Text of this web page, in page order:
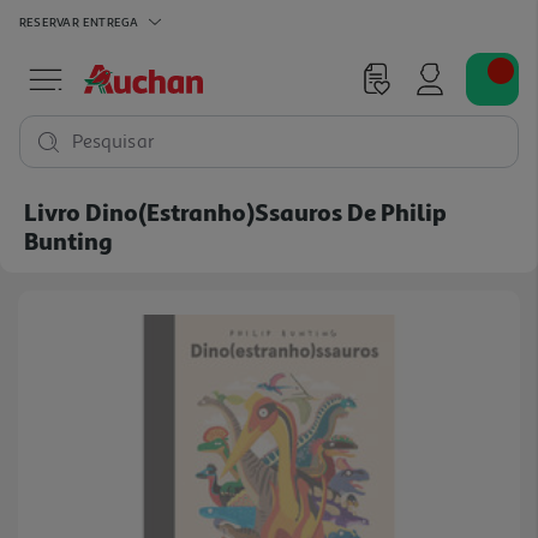
RESERVAR ENTREGA
Pesquisar
Livro Dino(estranho)ssauros De Philip
Bunting